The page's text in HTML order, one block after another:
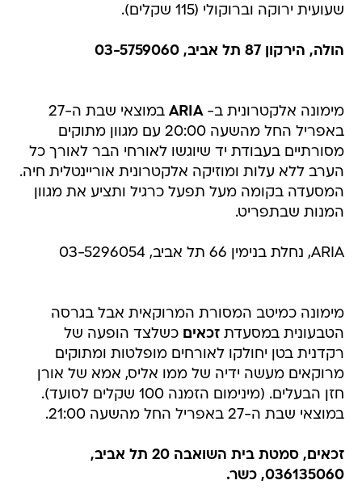
שעועית ירוקה וברוקולי (115 שקלים).
הולה, הירקון 87 תל אביב, 03-5759060
מימונה אלקטרונית ב-ARIA
במוצאי שבת ה-27
באפריל החל מהשעה 20:00 עם מגוון מתוקים
מסורתיים בעבודת יד שיוגשו לאורחי הבר לאורך כל
הערב ללא עלות ומוזיקה אלקטרונית אוריינטלית חיה.
המסעדה בקומה מעל תפעל כרגיל ותציע את מגוון
המנות שבתפריט.
ARIA, נחלת בנימין 66 תל אביב, 03-5296054
מימונה כמיטב המסורת המרוקאית אבל בגרסה
הטבעונית במסעדתזכאים כשלצד הופעה של
רקדנית בטן יחולקו לאורחים מופלטות ומתוקים
מרוקאים מעשה ידיה של ממו אליס, אמא של אורן
חזן הבעלים. (מינימום הזמנה 100 שקלים לסועד).
במוצאי שבת ה-27 באפריל החל מהשעה 21:00.
זכאים, סמטת בית השואבה 20 תל אביב,
036135060, כשר.